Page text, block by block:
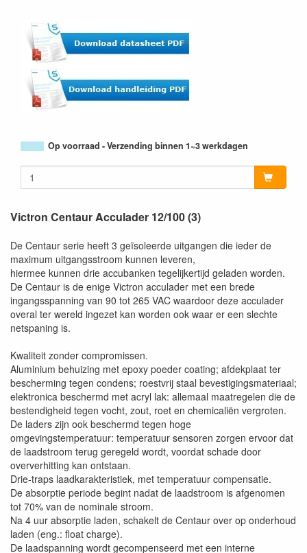
Op voorraad - Verzending binnen 1~3 werkdagen
Victron Centaur Acculader 12/100 (3)
De Centaur serie heeft 3 geïsoleerde uitgangen die ieder de
maximum uitgangsstroom kunnen leveren,
hiermee kunnen drie accubanken tegelijkertijd geladen worden.
De Centaur is de enige Victron acculader met een brede
ingangsspanning van 90 tot 265 VAC waardoor deze acculader
overal ter wereld ingezet kan worden ook waar er een slechte
netspaning is.
Kwaliteit zonder compromissen.
Aluminium behuizing met epoxy poeder coating; afdekplaat ter
bescherming tegen condens; roestvrij staal bevestigingsmateriaal;
elektronica beschermd met acryl lak: allemaal maatregelen die de
bestendigheid tegen vocht, zout, roet en chemicaliën vergroten.
De laders zijn ook beschermd tegen hoge
omgevingstemperatuur: temperatuur sensoren zorgen ervoor dat
de laadstroom terug geregeld wordt, voordat schade door
oververhitting kan ontstaan.
Drie-traps laadkarakteristiek, met temperatuur compensatie.
De absorptie periode begint nadat de laadstroom is afgenomen
tot 70% van de nominale stroom.
Na 4 uur absorptie laden, schakelt de Centaur over op onderhoud
laden (eng.: float charge).
De laadspanning wordt gecompenseerd met een interne